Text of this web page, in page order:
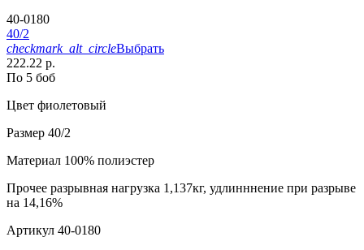
40-0180
40/2
checkmark_alt_circleВыбрать
222.22 р.
По 5 боб
Цвет фиолетовый
Размер 40/2
Материал 100% полиэстер
Прочее разрывная нагрузка 1,137кг, удлинннение при разрыве
на 14,16%
Артикул 40-0180